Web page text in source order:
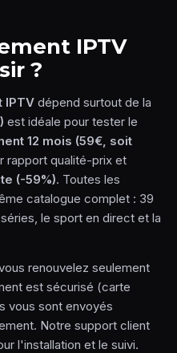
IPTV
?
IPTV dépend surtout de la
est idéale pour tester le
12 mois (59€, soit
rapport qualité-prix et
(-59%). Toutes les
catalogue complet : 39
le sport en direct et la
renouvelez seulement
est sécurisé (carte
vous sont envoyés
Notre support client
l'installation et le suivi.